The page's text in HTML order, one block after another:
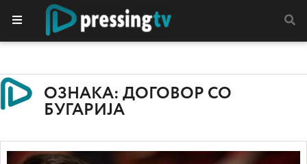
ОЗНАКА: ДОГОВОР СО
БУГАРИЈА